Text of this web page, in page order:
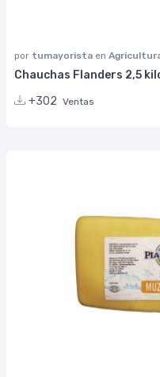
por tumayorista en
Chauchas Flanders 2,5
+302 Ventas